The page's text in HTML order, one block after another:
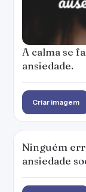
A calma se
ansiedade.
Criar imagem
Ninguém
ansiedade